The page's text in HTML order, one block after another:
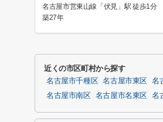
名古屋市営東山線「伏見」駅 徒歩1分
築27年
近くの市区町村から探す
名古屋市千種区 名古屋市東区 名
名古屋市南区
名古屋市名東区 名